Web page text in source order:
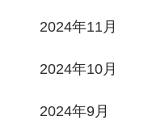
2024年11月
2024年10月
2024年9月